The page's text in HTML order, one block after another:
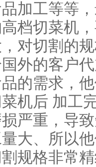
加工等等
档切菜机
对切割的
外的客户
的需求，
机后 加工
严重，导
大、所以
规格非常